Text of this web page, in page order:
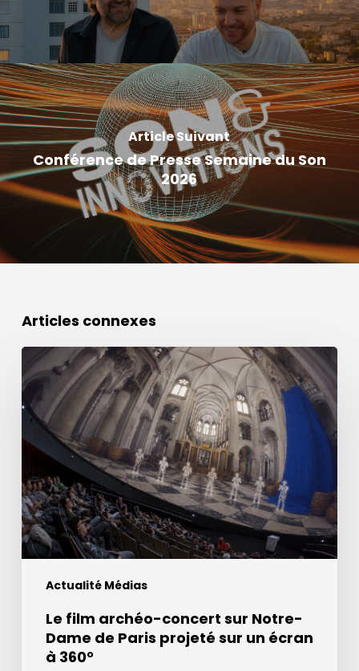
Article Suivant
Conférence de Presse Semaine du Son
2026
Articles connexes
Actualité Médias
film
archéo-
concert
sur
Notre-
Dame
de
Paris
projeté
sur
360°
Le film archéo-concert sur Notre-
Dame de Paris projeté sur un écran
à 360°